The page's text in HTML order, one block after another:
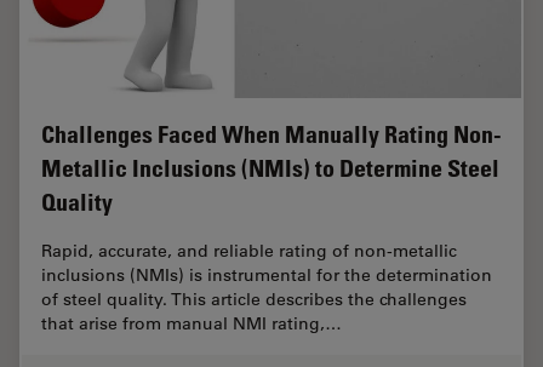
Challenges Faced When Manually Rating Non-
Metallic Inclusions (NMIs) to Determine Steel
Quality
Rapid, accurate, and reliable rating of non-metallic
inclusions (NMIs) is instrumental for the determination
of steel quality. This article describes the challenges
that arise from manual NMI rating,…